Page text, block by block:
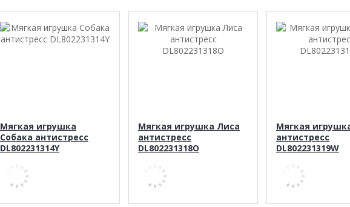
Мягкая игрушка
Собака антистресс
DL802231314Y
Мягкая игрушка Лиса
антистресс
DL802231318O
Мягкая
антистресс
DL802231319W